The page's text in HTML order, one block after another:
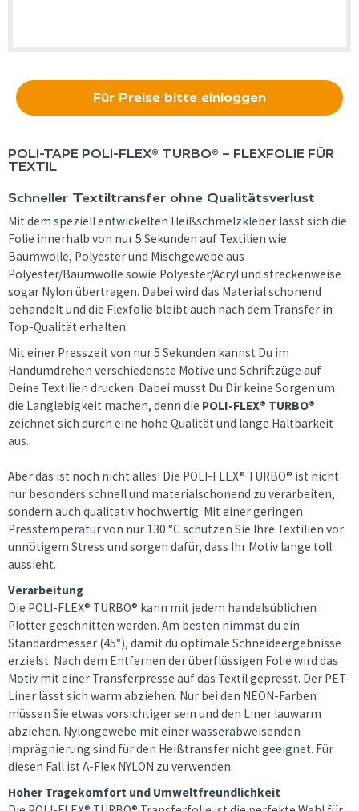
Für Preise bitte einloggen
POLI-TAPE POLI-FLEX® TURBO® – FLEXFOLIE FÜR
TEXTIL
Schneller Textiltransfer ohne Qualitätsverlust
Mit dem speziell entwickelten Heißschmelzkleber lässt sich die
Folie innerhalb von nur 5 Sekunden auf Textilien wie
Baumwolle, Polyester und Mischgewebe aus
Polyester/Baumwolle sowie Polyester/Acryl und streckenweise
sogar Nylon übertragen. Dabei wird das Material schonend
behandelt und die Flexfolie bleibt auch nach dem Transfer in
Top-Qualität erhalten.
Mit einer Presszeit von nur 5 Sekunden kannst Du im
Handumdrehen verschiedenste Motive und Schriftzüge auf
Deine Textilien drucken. Dabei musst Du Dir keine Sorgen um
die Langlebigkeit machen, denn die POLI-FLEX® TURBO®
zeichnet sich durch eine hohe Qualität und lange Haltbarkeit
aus.
Aber das ist noch nicht alles! Die POLI-FLEX® TURBO® ist nicht
nur besonders schnell und materialschonend zu verarbeiten,
sondern auch qualitativ hochwertig. Mit einer geringen
Presstemperatur von nur 130 °C schützen Sie Ihre Textilien vor
unnötigem Stress und sorgen dafür, dass Ihr Motiv lange toll
aussieht.
Verarbeitung
Die POLI-FLEX® TURBO® kann mit jedem handelsüblichen
Plotter geschnitten werden. Am besten nimmst du ein
Standardmesser (45°), damit du optimale Schneideergebnisse
erzielst. Nach dem Entfernen der überflüssigen Folie wird das
Motiv mit einer Transferpresse auf das Textil gepresst. Der PET-
Liner lässt sich warm abziehen. Nur bei den NEON-Farben
müssen Sie etwas vorsichtiger sein und den Liner lauwarm
abziehen. Nylongewebe mit einer wasserabweisenden
Imprägnierung sind für den Heißtransfer nicht geeignet. Für
diesen Fall ist A-Flex NYLON zu verwenden.
Hoher Tragekomfort und Umweltfreundlichkeit